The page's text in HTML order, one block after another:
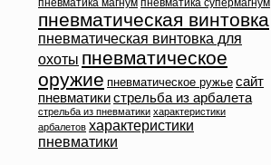
пневматическая винтовка
пневматическая винтовка для
охоты пневматическое
оружие пневматическое ружье сайт
пневматикистрельба из арбалета
стрельба из пневматики характеристики
арбалетов характеристики
пневматики